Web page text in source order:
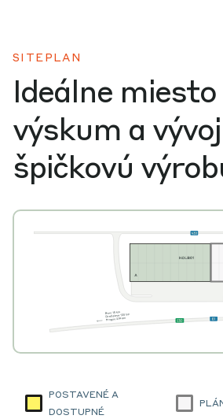
SITEPLAN
Ideálne
výskum a
špičkovú
POSTAVENÉ A
DOSTUPNÉ